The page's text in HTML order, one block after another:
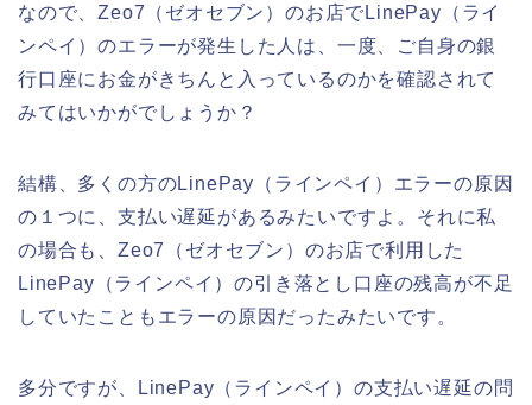
なので、Zeo7（ゼオセブン）のお店でLinePay（ライ
ンペイ）のエラーが発生した人は、一度、ご自身の銀
行口座にお金がきちんと入っているのかを確認されて
みてはいかがでしょうか？
結構、多くの方のLinePay（ラインペイ）エラーの原因
の１つに、支払い遅延があるみたいですよ。それに私
の場合も、Zeo7（ゼオセブン）のお店で利用した
LinePay（ラインペイ）の引き落とし口座の残高が不足
していたこともエラーの原因だったみたいです。
多分ですが、LinePay（ラインペイ）の支払い遅延の問